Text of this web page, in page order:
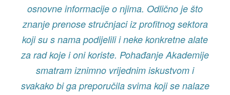
osnovne informacije o njima. Odlično je što
znanje prenose stručnjaci iz profitnog sektora
koji su s nama podijelili i neke konkretne alate
za rad koje i oni koriste. Pohađanje Akademije
smatram iznimno vrijednim iskustvom i
svakako bi ga preporučila svima koji se nalaze